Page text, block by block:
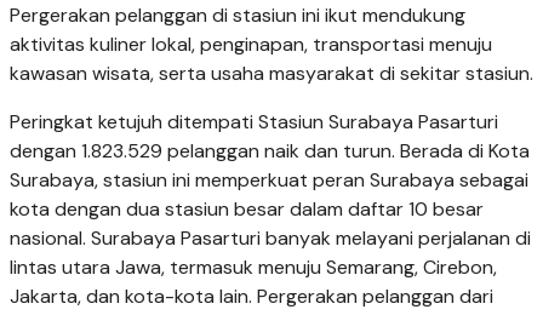
Pergerakan pelanggan di stasiun ini ikut mendukung
aktivitas kuliner lokal, penginapan, transportasi menuju
kawasan wisata, serta usaha masyarakat di sekitar stasiun.
Peringkat ketujuh ditempati Stasiun Surabaya Pasarturi
dengan 1.823.529 pelanggan naik dan turun. Berada di Kota
Surabaya, stasiun ini memperkuat peran Surabaya sebagai
kota dengan dua stasiun besar dalam daftar 10 besar
nasional. Surabaya Pasarturi banyak melayani perjalanan di
lintas utara Jawa, termasuk menuju Semarang, Cirebon,
Jakarta, dan kota-kota lain. Pergerakan pelanggan dari